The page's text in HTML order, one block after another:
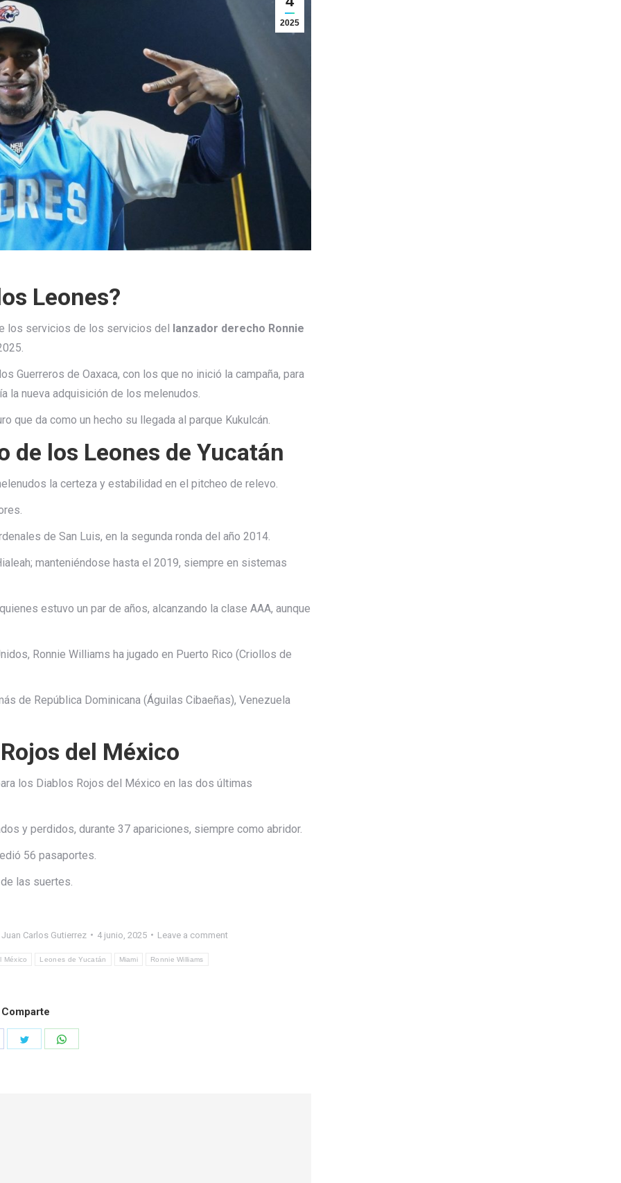
2025
Leones?
los servicios de los servicios del lanzador derecho Ronnie
Guerreros de Oaxaca, con los que no inició la campaña, para
la nueva adquisición de los melenudos.
que da como un hecho su llegada al parque Kukulcán.
de los Leones de Yucatán
la certeza y estabilidad en el pitcheo de relevo.
de San Luis, en la segunda ronda del año 2014.
manteniéndose hasta el 2019, siempre en sistemas
estuvo un par de años, alcanzando la clase AAA, aunque
Ronnie Williams ha jugado en Puerto Rico (Criollos de
de República Dominicana (Águilas Cibaeñas), Venezuela
del México
los Diablos Rojos del México en las dos últimas
y perdidos, durante 37 apariciones, siempre como abridor.
56 pasaportes.
las suertes.
Juan Carlos Gutierrez 4 junio, 2025 Leave a comment
México Leones de Yucatán Miami Ronnie Williams
Comparte
Share